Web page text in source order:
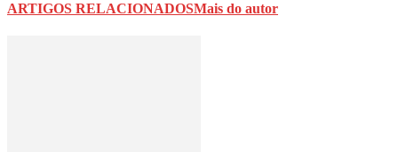
ARTIGOS RELACIONADOSMais do autor